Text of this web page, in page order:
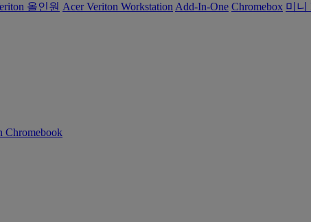
올인원 Acer Veriton Workstation Add-In-One Chromebox 미니
Chromebook